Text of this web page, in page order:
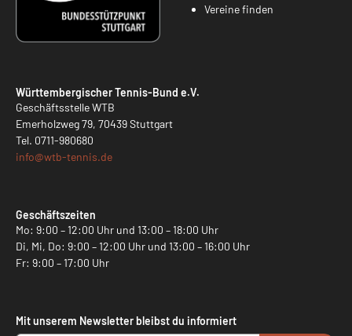
Vereine finden
Württembergischer Tennis-Bund e.V.
Geschäftsstelle WTB
Emerholzweg 79, 70439 Stuttgart
Tel. 0711-980680
info@wtb-tennis.de
Geschäftszeiten
Mo: 9:00 – 12:00 Uhr und 13:00 – 18:00 Uhr
Di, Mi, Do: 9:00 – 12:00 Uhr und 13:00 – 16:00 Uhr
Fr: 9:00 – 17:00 Uhr
Mit unserem Newsletter bleibst du informiert